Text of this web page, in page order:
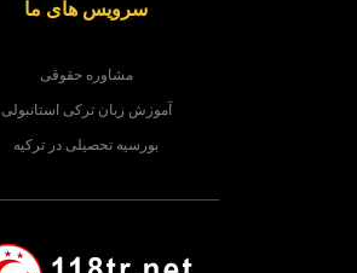
سرویس های ما
مشاوره حقوقی
آموزش زبان ترکی استانبولی
بورسیه تحصیلی در ترکیه